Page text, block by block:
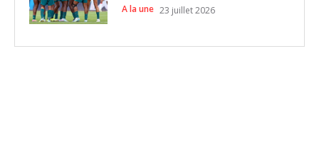
A la une 23 juillet 2026